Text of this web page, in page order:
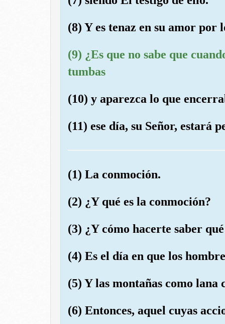
(8) Y es tenaz en su amor por
(9) ¿Es que no sabe que
tumbas
(10) y aparezca lo que
(11) ese día, su Señor, estará
(1) La conmoción.
(2) ¿Y qué es la conmoción?
(3) ¿Y cómo hacerte saber
(4) Es el día en que los
(5) Y las montañas como lana
(6) Entonces, aquel cuyas